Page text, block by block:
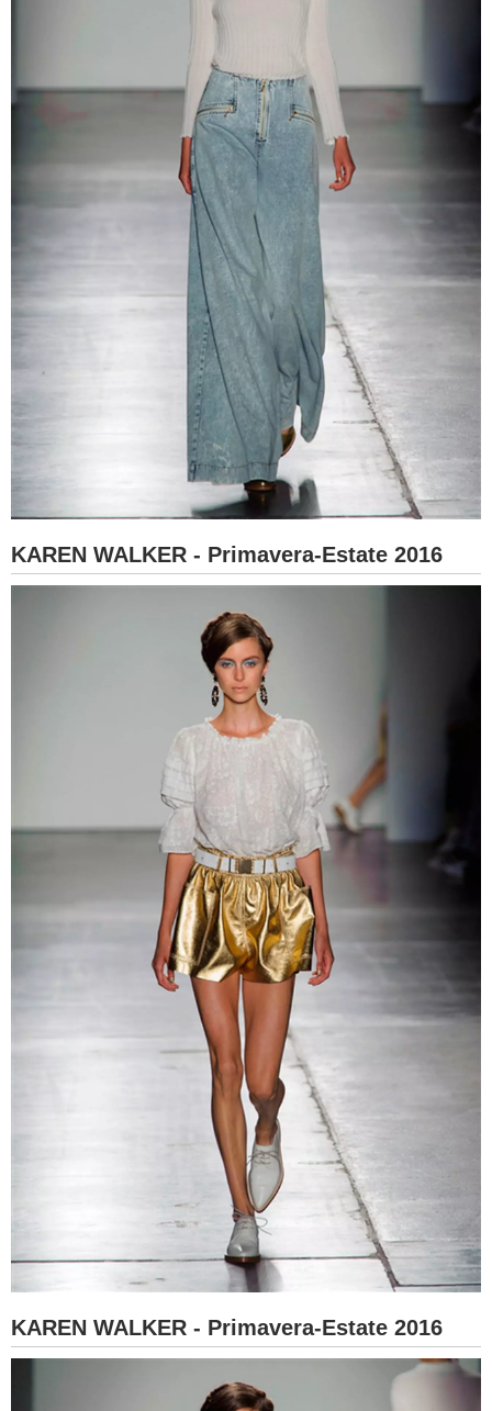
KAREN WALKER - Primavera-Estate 2016
KAREN WALKER - Primavera-Estate 2016